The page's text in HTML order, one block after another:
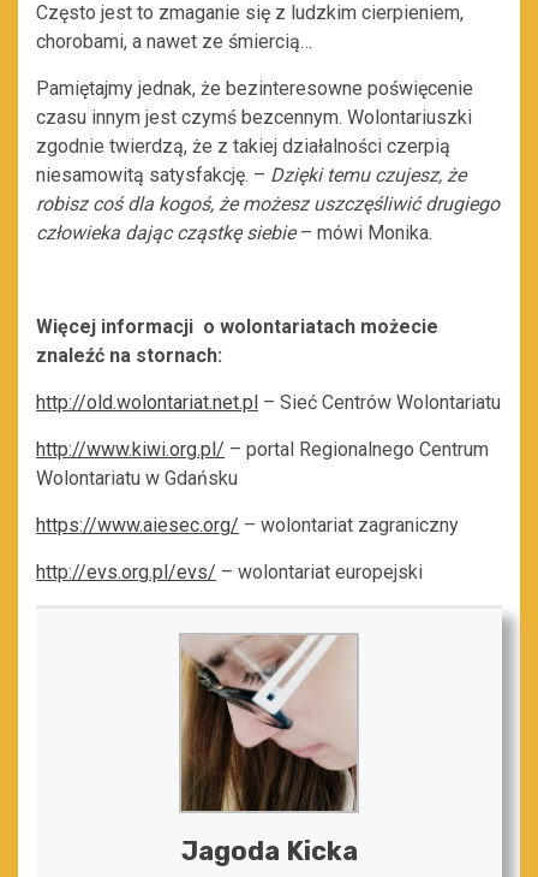
Często jest to zmaganie się z ludzkim cierpieniem,
chorobami, a nawet ze śmiercią…
Pamiętajmy jednak, że bezinteresowne poświęcenie
czasu innym jest czymś bezcennym. Wolontariuszki
zgodnie twierdzą, że z takiej działalności czerpią
niesamowitą satysfakcję. – Dzięki temu czujesz, że
robisz coś dla kogoś, że możesz uszczęśliwić drugiego
człowieka dając cząstkę siebie– mówi Monika.
Więcej informacji o wolontariatach możecie
znaleźć na stornach:
http://old.wolontariat.net.pl – Sieć Centrów Wolontariatu
http://www.kiwi.org.pl/ – portal Regionalnego Centrum
Wolontariatu w Gdańsku
https://www.aiesec.org/ – wolontariat zagraniczny
http://evs.org.pl/evs/ – wolontariat europejski
Jagoda Kicka